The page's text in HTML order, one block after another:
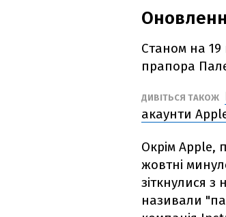
Станом на 19
прапора
ДИВІТЬСЯ ТАКОЖ
акаунти
Окрім Apple,
жовтні
зіткнулися з
називали